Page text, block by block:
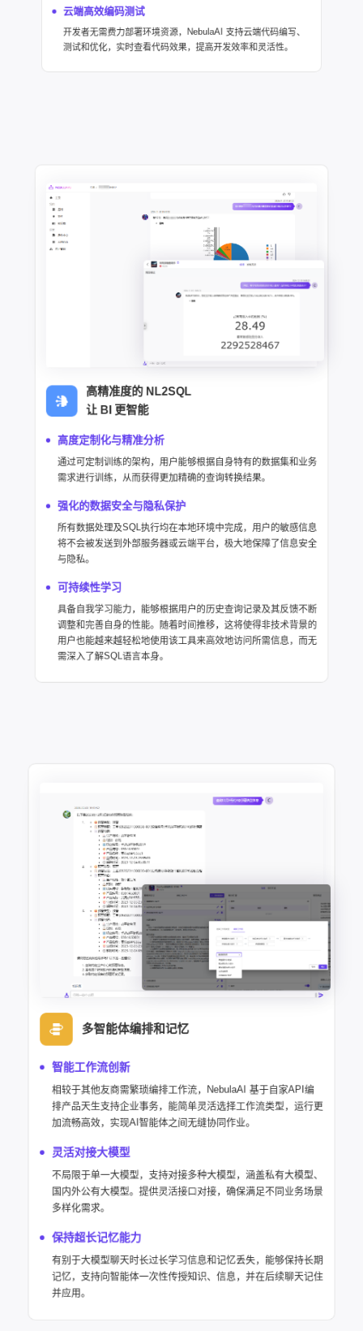
云端高效编码测试
开发者无需费力部署环境资源，NebulaAI 支持云端代码编写、
测试和优化，实时查看代码效果，提高开发效率和灵活性。
高精准度的 NL2SQL
让 BI 更智能
高度定制化与精准分析
通过可定制训练的架构，用户能够根据自身特有的数据集和业务
需求进行训练，从而获得更加精确的查询转换结果。
强化的数据安全与隐私保护
所有数据处理及SQL执行均在本地环境中完成，用户的敏感信息
将不会被发送到外部服务器或云端平台，极大地保障了信息安全
与隐私。
可持续性学习
具备自我学习能力，能够根据用户的历史查询记录及其反馈不断
调整和完善自身的性能。随着时间推移，这将使得非技术背景的
用户也能越来越轻松地使用该工具来高效地访问所需信息，而无
需深入了解SQL语言本身。
多智能体编排和记忆
智能工作流创新
相较于其他友商需繁琐编排工作流，NebulaAI 基于自家API编
排产品天生支持企业事务，能简单灵活选择工作流类型，运行更
加流畅高效，实现AI智能体之间无缝协同作业。
灵活对接大模型
不局限于单一大模型，支持对接多种大模型，涵盖私有大模型、
国内外公有大模型。提供灵活接口对接，确保满足不同业务场景
多样化需求。
保持超长记忆能力
有别于大模型聊天时长过长学习信息和记忆丢失，能够保持长期
记忆，支持向智能体一次性传授知识、信息，并在后续聊天记住
并应用。